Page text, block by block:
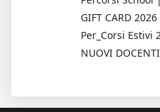
GIFT CARD 2026
Per_Corsi Estivi
NUOVI